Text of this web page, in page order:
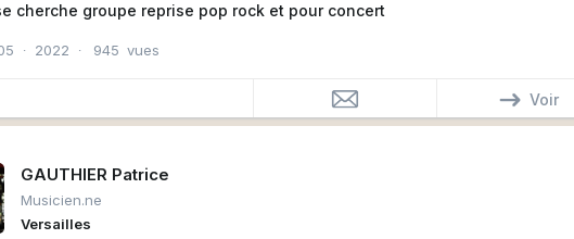
cherche groupe reprise pop rock et pour concert
∙ 2022 ∙ 945 vues
Voir
GAUTHIER Patrice
Musicien.ne
Versailles